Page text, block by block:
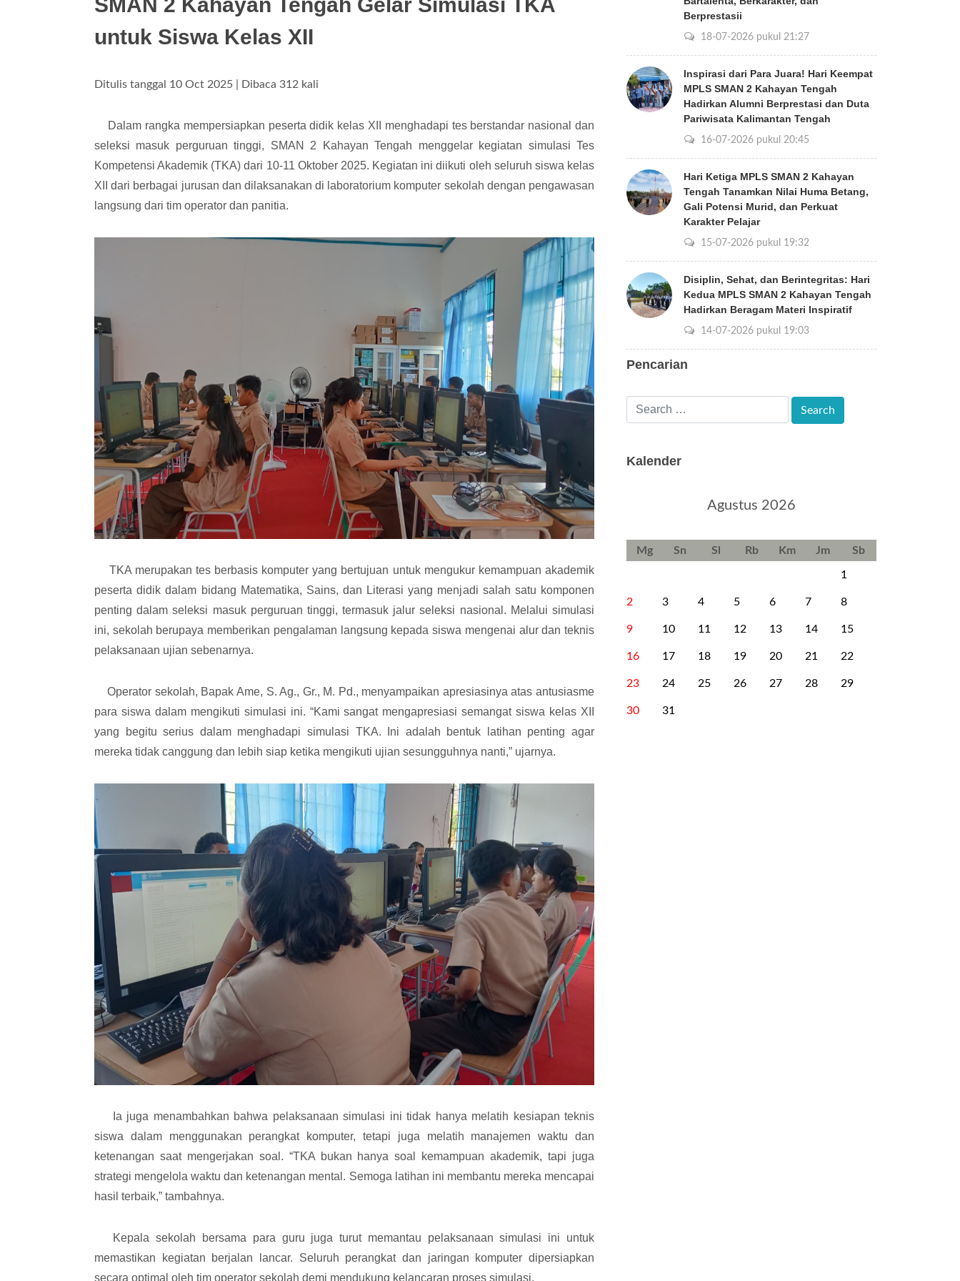
untuk Siswa Kelas XII
Ditulis tanggal 10 Oct 2025 | Dibaca 312 kali
Dalam rangka mempersiapkan peserta didik kelas XII menghadapi tes berstandar nasional dan
seleksi masuk perguruan tinggi, SMAN 2 Kahayan Tengah menggelar kegiatan simulasi Tes
Kompetensi Akademik (TKA) dari 10-11 Oktober 2025. Kegiatan ini diikuti oleh seluruh siswa kelas
XII dari berbagai jurusan dan dilaksanakan di laboratorium komputer sekolah dengan pengawasan
langsung dari tim operator dan panitia.
TKA merupakan tes berbasis komputer yang bertujuan untuk mengukur kemampuan akademik
peserta didik dalam bidang Matematika, Sains, dan Literasi yang menjadi salah satu komponen
penting dalam seleksi masuk perguruan tinggi, termasuk jalur seleksi nasional. Melalui simulasi
ini, sekolah berupaya memberikan pengalaman langsung kepada siswa mengenai alur dan teknis
pelaksanaan ujian sebenarnya.
Operator sekolah, Bapak Ame, S. Ag., Gr., M. Pd., menyampaikan apresiasinya atas antusiasme
para siswa dalam mengikuti simulasi ini. “Kami sangat mengapresiasi semangat siswa kelas XII
yang begitu serius dalam menghadapi simulasi TKA. Ini adalah bentuk latihan penting agar
mereka tidak canggung dan lebih siap ketika mengikuti ujian sesungguhnya nanti,” ujarnya.
Ia juga menambahkan bahwa pelaksanaan simulasi ini tidak hanya melatih kesiapan teknis
siswa dalam menggunakan perangkat komputer, tetapi juga melatih manajemen waktu dan
ketenangan saat mengerjakan soal. “TKA bukan hanya soal kemampuan akademik, tapi juga
strategi mengelola waktu dan ketenangan mental. Semoga latihan ini membantu mereka mencapai
hasil terbaik,” tambahnya.
Kepala sekolah bersama para guru juga turut memantau pelaksanaan simulasi ini untuk
memastikan kegiatan berjalan lancar. Seluruh perangkat dan jaringan komputer dipersiapkan
secara optimal oleh tim operator sekolah demi mendukung kelancaran proses simulasi.
Berprestasii
18-07-2026 pukul 21:27
Inspirasi dari Para Juara! Hari Keempat
MPLS SMAN 2 Kahayan Tengah
Hadirkan Alumni Berprestasi dan Duta
Pariwisata Kalimantan Tengah
16-07-2026 pukul 20:45
Hari Ketiga MPLS SMAN 2 Kahayan
Tengah Tanamkan Nilai Huma Betang,
Gali Potensi Murid, dan Perkuat
Karakter Pelajar
15-07-2026 pukul 19:32
Disiplin, Sehat, dan Berintegritas: Hari
Kedua MPLS SMAN 2 Kahayan Tengah
Hadirkan Beragam Materi Inspiratif
14-07-2026 pukul 19:03
Pencarian
Kalender
Agustus 2026
Mg Sn Sl Rb Km Jm Sb
1
2 3 4 5 6 7 8
9 10 11 12 13 14 15
16 17 18 19 20 21 22
23 24 25 26 27 28 29
30 31